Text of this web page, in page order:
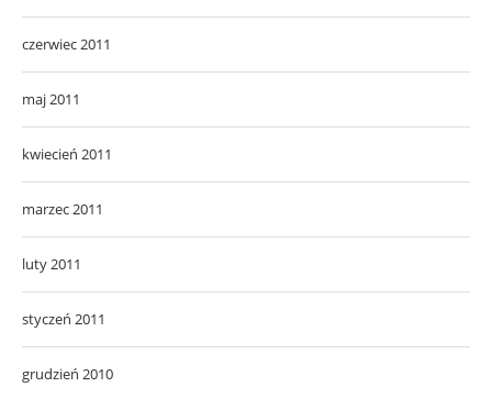
czerwiec 2011
maj 2011
kwiecień 2011
marzec 2011
luty 2011
styczeń 2011
grudzień 2010